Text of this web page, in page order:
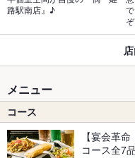
路駅南店』♪
メニュー
コース
【宴会革
コース全7